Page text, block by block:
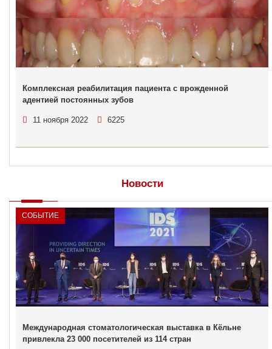
Комплексная реабилитация пациента с врожденной
адентией постоянных зубов
11 ноября 2022 6225
Новости
СОБЫТИЕ
Международная стоматологическая выставка в Кёльне
привлекла 23 000 посетителей из 114 стран